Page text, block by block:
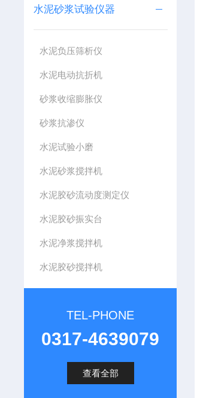
水泥砂浆试验仪器
水泥负压筛析仪
水泥电动抗折机
砂浆收缩膨胀仪
砂浆抗渗仪
水泥试验小磨
水泥砂浆搅拌机
水泥胶砂流动度测定仪
水泥胶砂振实台
水泥净浆搅拌机
水泥胶砂搅拌机
TEL-PHONE
0317-4639079
查看全部